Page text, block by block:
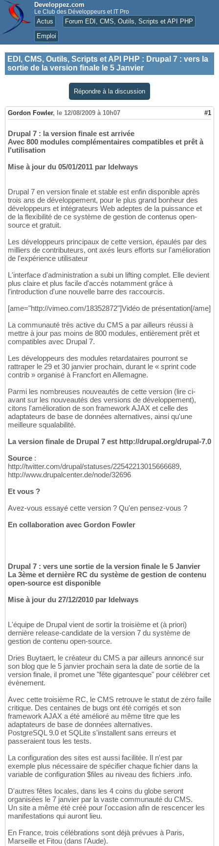
Developpez.com
Le Club des Développeurs et IT Pro
Actus
Forum EDI, CMS, Outils, Scripts et API PHP
Emploi
EDI, CMS, Outils, Scripts et API PHP : Drupal 7 : vers la
sortie de la version finale le 5 Janvier
Répondre à la discussion
Gordon Fowler, le 12/08/2009 à 10h07 #1
Drupal 7 : la version finale est arrivée
Avec 800 modules complémentaires compatibles et prêt à
l'utilisation
Mise à jour du 05/01/2011 par Idelways
Drupal 7 en version finale et stable est enfin disponible après
trois ans de développement, pour le plus grand bonheur des
développeurs et intégrateurs Web adeptes de la puissance et
de la flexibilité de ce système de gestion de contenus open-
source et gratuit.
Les développeurs principaux de cette version, épaulés par des
milliers de contributeurs, ont axés leurs efforts sur l'amélioration
de l'expérience utilisateur
L'interface d'administration a subi un lifting complet. Elle devient
plus claire et plus facile d'accès notamment grâce à
l'introduction d'une nouvelle barre des raccourcis.
[ame="http://vimeo.com/18352872"]Vidéo de présentation[/ame]
La communauté très active du CMS a par ailleurs réussi à
mettre à jour pas moins de 800 modules, entièrement prêt et
compatibles avec Drupal 7.
Les développeurs des modules retardataires pourront se
rattraper le 29 et 30 janvier prochain, durant le « sprint code
contrib » organisé à Francfort en Allemagne.
Parmi les nombreuses nouveautés de cette version (lire ci-
avant sur les nouveautés des versions de développement),
citons l'amélioration de son framework AJAX et celle des
adaptateurs de base de données alternatives, ainsi qu'une
meilleure squalabilité.
La version finale de Drupal 7 est http://drupal.org/drupal-7.0
Source :
http://twitter.com/drupal/statuses/22542213015666689,
http://www.drupalcenter.de/node/32696
Et vous ?
Avez-vous essayé cette version ? Qu'en pensez-vous ?
En collaboration avec Gordon Fowler
Drupal 7 : vers une sortie de la version finale le 5 Janvier
La 3ème et dernière RC du système de gestion de contenu
open-source est disponible
Mise à jour du 27/12/2010 par Idelways
L'équipe de Drupal vient de sortir la troisième et (à priori)
dernière release-candidate de la version 7 du système de
gestion de contenu open-source.
Dries Buytaert, le créateur du CMS a par ailleurs annoncé sur
son blog que le 5 janvier prochain sera la date de sortie de la
version finale, il promet une "fête gigantesque" pour célébrer cet
évènement.
Avec cette troisième RC, le CMS retrouve le statut de zéro faille
critique. Des centaines de bugs ont été corrigés et son
framework AJAX a été amélioré au même titre que les
adaptateurs de base de données alternatives.
PostgreSQL 9.0 et SQLite s'installent sans erreurs et
passeraient tous les tests.
La configuration des sites est aussi facilitée. Il n'est par
exemple plus nécessaire de spécifier chaque fichier dans la
variable de configuration $files au niveau des fichiers .info.
D'autres fêtes locales, dans les 4 coins du globe seront
organisées le 7 janvier par la vaste communauté du CMS.
Un site a même été créé pour l'occasion afin de rescencer les
manifestations qui auront lieu.
En France, trois célébrations sont déjà prévues à Paris,
Marseille et Fitou (dans l'Aude).